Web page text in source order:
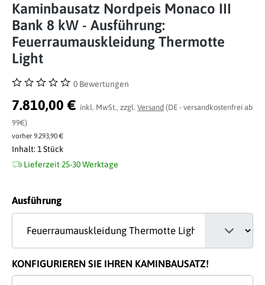
Kaminbausatz Nordpeis Monaco III
Bank 8 kW - Ausführung:
Feuerraumauskleidung Thermotte
Light
Durchschnittliche Bewertung von 0 von 5 Sternen
0 Bewertungen
7.810,00 € inkl. MwSt., zzgl. Versand (DE - versandkostenfrei ab
99€)
vorher 9.293,90 €
Inhalt: 1 Stück
Lieferzeit 25-30 Werktage
Ausführungauswählen
KONFIGURIEREN SIE IHREN KAMINBAUSATZ!